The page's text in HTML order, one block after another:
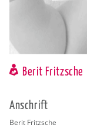
Berit Fritzsche
An­schrift
Berit Fritz­sche